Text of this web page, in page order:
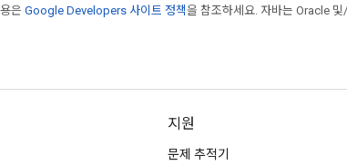
은 Google Developers 사이트 정책을 참조하세요. 자바는 Oracle
지원
문제 추적기